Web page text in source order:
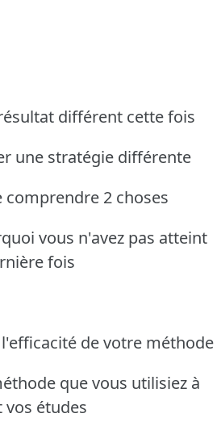
différent cette fois
une stratégie différente
comprendre 2 choses
vous n'avez pas atteint
fois
de votre méthode
que vous utilisiez à
vos études